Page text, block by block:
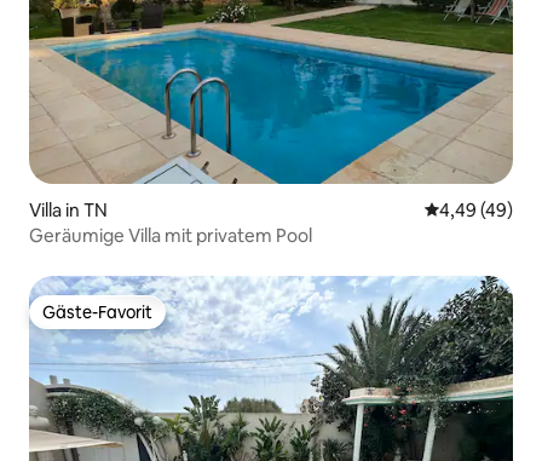
Villa in TN
4,49 (49)
Geräumige Villa mit privatem Pool
Gäste-Favorit
Gäste-Favorit